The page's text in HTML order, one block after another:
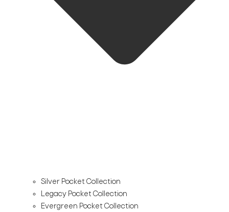
Silver Pocket Collection
Legacy Pocket Collection
Evergreen Pocket Collection